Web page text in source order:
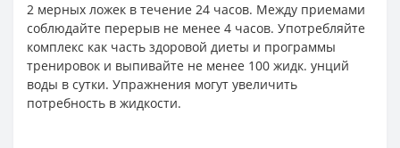
2 мерных ложек в течение 24 часов. Между приемами
соблюдайте перерыв не менее 4 часов. Употребляйте
комплекс как часть здоровой диеты и программы
тренировок и выпивайте не менее 100 жидк. унций
воды в сутки. Упражнения могут увеличить
потребность в жидкости.